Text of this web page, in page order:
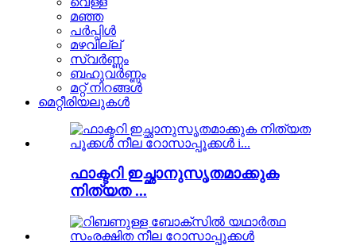
മഞ്ഞ
പർപ്പിൾ
മഴവില്ല്
സ്വർണ്ണം
ബഹുവർണ്ണം
മറ്റ് നിറങ്ങൾ
മെറ്റീരിയലുകൾ
ഫാക്ടറി ഇച്ഛാനുസൃതമാക്കുക
നിത്യത ...